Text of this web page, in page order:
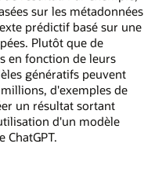
sur les métadonnées
prédictif basé sur une
Plutôt que de
en fonction de leurs
génératifs peuvent
d'exemples de
un résultat sortant
d'un modèle